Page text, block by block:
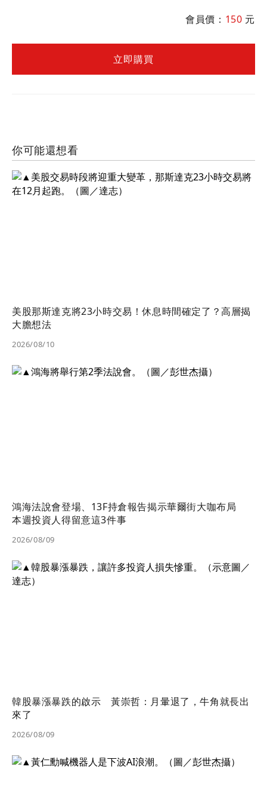
會員價： 150 元
立即購買
你可能還想看
美股那斯達克將23小時交易！休息時間確定了？高層揭
大膽想法
2026/08/10
鴻海法說會登場、13F持倉報告揭示華爾街大咖布局
本週投資人得留意這3件事
2026/08/09
韓股暴漲暴跌的啟示 黃崇哲：月暈退了，牛角就長出
來了
2026/08/09